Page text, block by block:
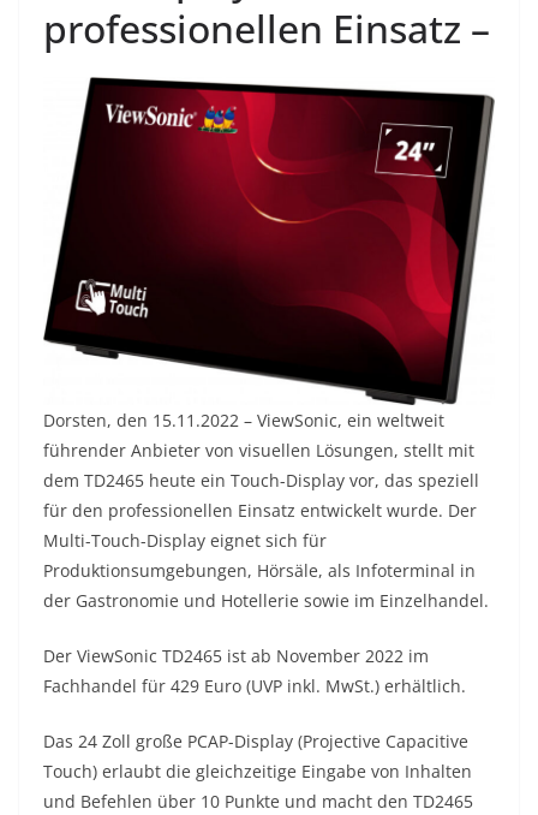
professionellen Einsatz –
Dorsten, den 15.11.2022 – ViewSonic, ein weltweit
führender Anbieter von visuellen Lösungen, stellt mit
dem TD2465 heute ein Touch-Display vor, das speziell
für den professionellen Einsatz entwickelt wurde. Der
Multi-Touch-Display eignet sich für
Produktionsumgebungen, Hörsäle, als Infoterminal in
der Gastronomie und Hotellerie sowie im Einzelhandel.
Der ViewSonic TD2465 ist ab November 2022 im
Fachhandel für 429 Euro (UVP inkl. MwSt.) erhältlich.
Das 24 Zoll große PCAP-Display (Projective Capacitive
Touch) erlaubt die gleichzeitige Eingabe von Inhalten
und Befehlen über 10 Punkte und macht den TD2465